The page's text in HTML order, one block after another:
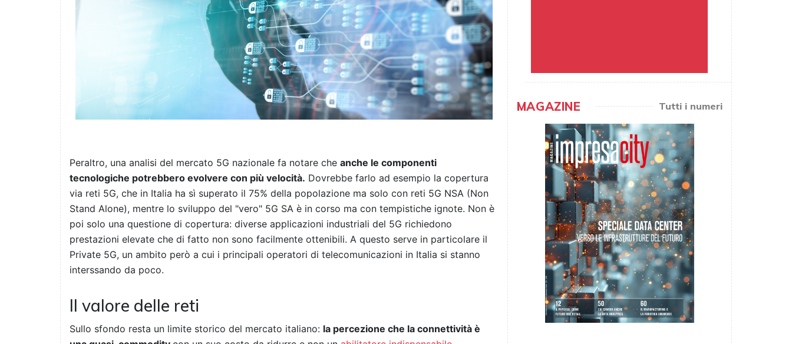
Peraltro, una analisi del mercato 5G nazionale fa notare che anche le componenti
tecnologiche potrebbero evolvere con più velocità. Dovrebbe farlo ad esempio la copertura
via reti 5G, che in Italia ha sì superato il 75% della popolazione ma solo con reti 5G NSA (Non
Stand Alone), mentre lo sviluppo del "vero" 5G SA è in corso ma con tempistiche ignote. Non è
poi solo una questione di copertura: diverse applicazioni industriali del 5G richiedono
prestazioni elevate che di fatto non sono facilmente ottenibili. A questo serve in particolare il
Private 5G, un ambito però a cui i principali operatori di telecomunicazioni in Italia si stanno
interssando da poco.
Il valore delle reti
Sullo sfondo resta un limite storico del mercato italiano: la percezione che la connettività è
MAGAZINE Tutti i numeri